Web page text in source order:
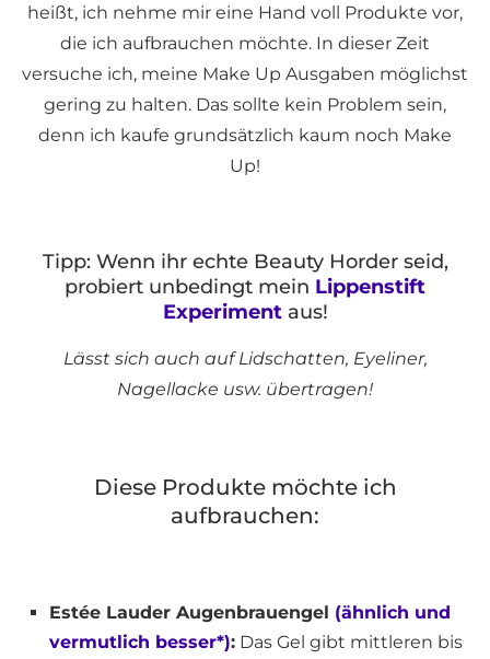
heißt, ich nehme mir eine Hand voll Produkte vor,
die ich aufbrauchen möchte. In dieser Zeit
versuche ich, meine Make Up Ausgaben möglichst
gering zu halten. Das sollte kein Problem sein,
denn ich kaufe grundsätzlich kaum noch Make
Up!
Tipp: Wenn ihr echte Beauty Horder seid,
probiert unbedingt mein Lippenstift
Experimentaus!
Lässt sich auch auf Lidschatten, Eyeliner,
Nagellacke usw. übertragen!
Diese Produkte möchte ich
aufbrauchen:
Estée Lauder Augenbrauengel (ähnlich und
vermutlich besser*): Das Gel gibt mittleren bis